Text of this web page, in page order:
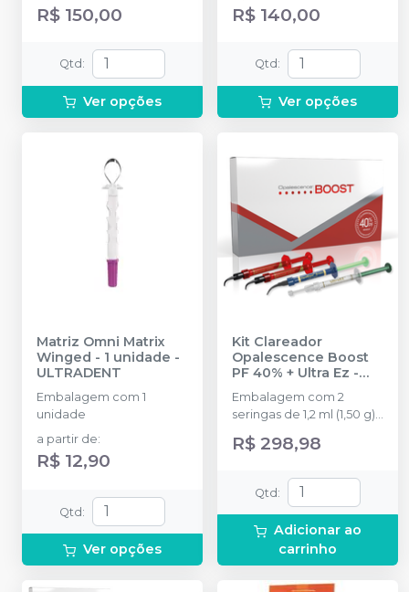
R$ 150,00
Qtd :
Ver opções
R$ 140,00
Qtd :
Ver opções
Matriz Omni Matrix
Winged - 1 unidade -
ULTRADENT
Embalagem com 1
unidade
a partir de:
R$ 12,90
Qtd:
Ver opções
Kit Clareador
Opalescence Boost
PF 40% + Ultra Ez -
ULTRADENT
Embalagem com 2
seringas de 1,2 ml (1,50 g)
Opalescence Boost PF 8
Black Mini tips 1 seringa
Green 1 seringa de 1,2 ml
(1,48 g) UltraEZ 1 IsoBlock
R$ 298,98
Qtd:
Adicionar ao
carrinho